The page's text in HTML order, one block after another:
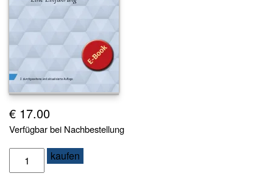
tt
r
K
n
a
€ 17.00
Verfügbar bei Nachbestellung
o
kaufen